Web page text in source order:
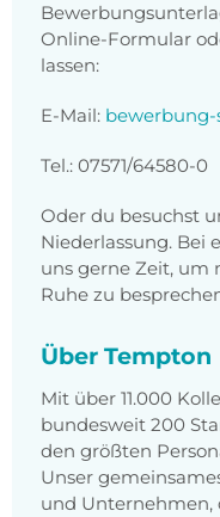
Online-Formular
lassen:
E-Mail:
Tel.: 07571/64580-0
Oder du besuchst
Niederlassung. Bei
uns gerne Zeit, um
Ruhe zu
Über Tempton
Mit über 11.000
bundesweit 200
den größten
Unser
und Unternehmen,